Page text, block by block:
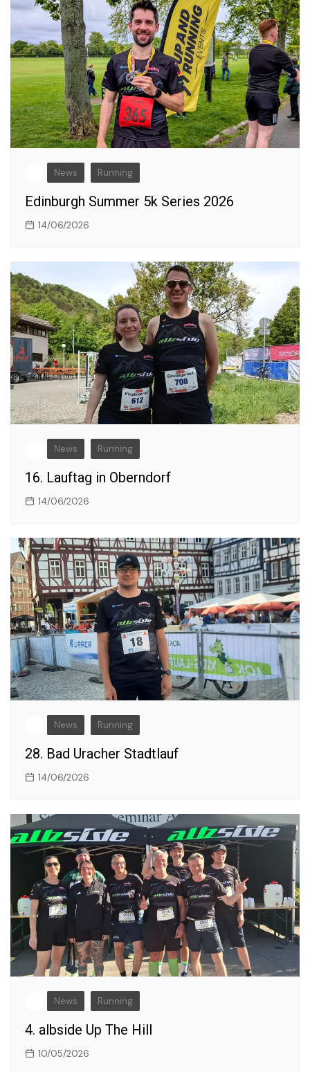
News Running
Edinburgh Summer 5k Series 2026
14/06/2026
News Running
16. Lauftag in Oberndorf
14/06/2026
News Running
28. Bad Uracher Stadtlauf
14/06/2026
News Running
4. albside Up The Hill
10/05/2026